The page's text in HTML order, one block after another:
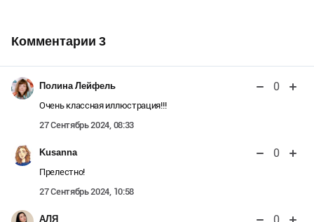
Комментарии 3
Полина Лейфель 0
Очень классная иллюстрация!!!
27 Сентябрь 2024, 08:33
Kusanna 0
Прелестно!
27 Сентябрь 2024, 10:58
АЛЯ